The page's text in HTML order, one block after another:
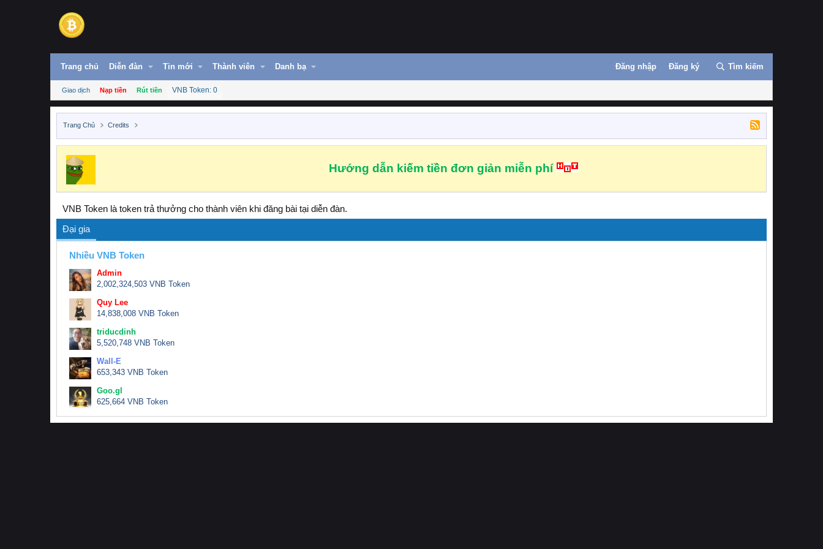
Trang chủ Diễn đàn Tin mới Thành viên Danh bạ Đăng nhập Đăng ký Tìm kiếm
Giao dịch Nạp tiền Rút tiền VNB Token: 0
Trang Chủ Credits
Hướng dẫn kiếm tiền đơn giản miễn phí
VNB Token là token trả thưởng cho thành viên khi đăng bài tại diễn đàn.
Đại gia
Nhiều VNB Token
Admin
2,002,324,503 VNB Token
Quy Lee
14,838,008 VNB Token
triducdinh
5,520,748 VNB Token
Wall-E
653,343 VNB Token
Goo.gl
625,664 VNB Token